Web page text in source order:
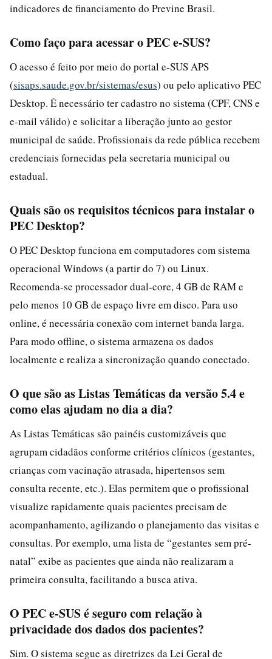
indicadores de financiamento do Previne Brasil.
Como faço para acessar o PEC e-SUS?
O acesso é feito por meio do portal e-SUS APS
(sisaps.saude.gov.br/sistemas/esus) ou pelo aplicativo PEC
Desktop. É necessário ter cadastro no sistema (CPF, CNS e
e-mail válido) e solicitar a liberação junto ao gestor
municipal de saúde. Profissionais da rede pública recebem
credenciais fornecidas pela secretaria municipal ou
estadual.
Quais são os requisitos técnicos para instalar o
PEC Desktop?
O PEC Desktop funciona em computadores com sistema
operacional Windows (a partir do 7) ou Linux.
Recomenda-se processador dual-core, 4 GB de RAM e
pelo menos 10 GB de espaço livre em disco. Para uso
online, é necessária conexão com internet banda larga.
Para modo offline, o sistema armazena os dados
localmente e realiza a sincronização quando conectado.
O que são as Listas Temáticas da versão 5.4 e
como elas ajudam no dia a dia?
As Listas Temáticas são painéis customizáveis que
agrupam cidadãos conforme critérios clínicos (gestantes,
crianças com vacinação atrasada, hipertensos sem
consulta recente, etc.). Elas permitem que o profissional
visualize rapidamente quais pacientes precisam de
acompanhamento, agilizando o planejamento das visitas e
consultas. Por exemplo, uma lista de “gestantes sem pré-
natal” exibe as pacientes que ainda não realizaram a
primeira consulta, facilitando a busca ativa.
O PEC e-SUS é seguro com relação à
privacidade dos dados dos pacientes?
Sim. O sistema segue as diretrizes da Lei Geral de